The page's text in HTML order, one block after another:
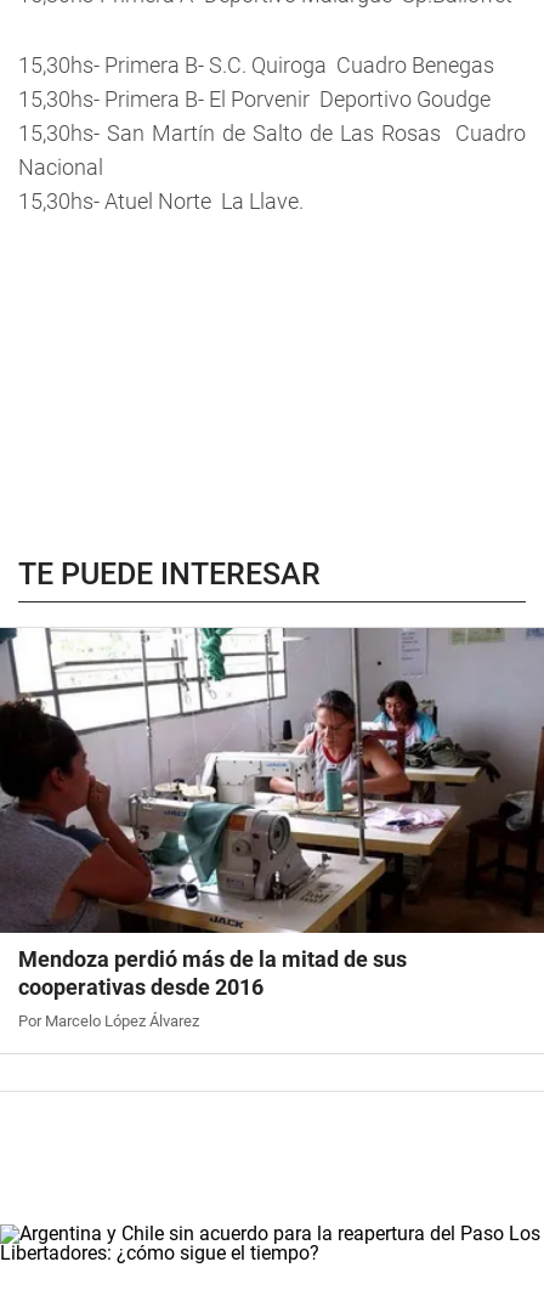
15,30hs- Primera B- S.C. Quiroga  Cuadro Benegas
15,30hs- Primera B- El Porvenir  Deportivo Goudge
15,30hs- San Martín de Salto de Las Rosas  Cuadro
Nacional
15,30hs- Atuel Norte  La Llave.
TE PUEDE INTERESAR
Mendoza perdió más de la mitad de sus
cooperativas desde 2016
Por Marcelo López Álvarez